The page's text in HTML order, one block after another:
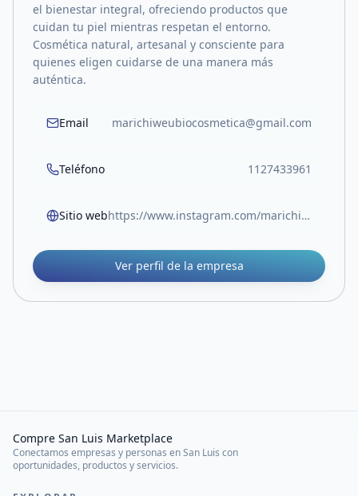
el bienestar integral, ofreciendo productos que
cuidan tu piel mientras respetan el entorno.
Cosmética natural, artesanal y consciente para
quienes eligen cuidarse de una manera más
auténtica.
Email marichiweubiocosmetica@gmail.com
Teléfono 1127433961
Sitio web https://www.instagram.com/marichiweu_._/
Ver perfil de la empresa
Compre San Luis Marketplace
Conectamos empresas y personas en San Luis con
oportunidades, productos y servicios.